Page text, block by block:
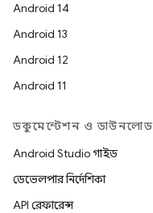
Android 14
Android 13
Android 12
Android 11
ডকুমেন্টেশন ও ডাউনলোড
Android Studio গাইড
ডেভেলপার নির্দেশিকা
API রেফারেন্স